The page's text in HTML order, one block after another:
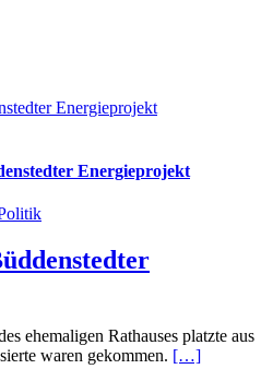
Energieprojekt
Energieprojekt
ehemaligen Rathauses platzte aus
waren gekommen. […]